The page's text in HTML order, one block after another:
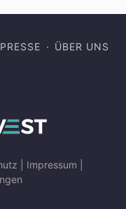
PRESSE ÜBER UNS
Impressum